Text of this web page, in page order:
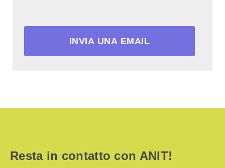
INVIA UNA EMAIL
Resta in contatto con ANIT!